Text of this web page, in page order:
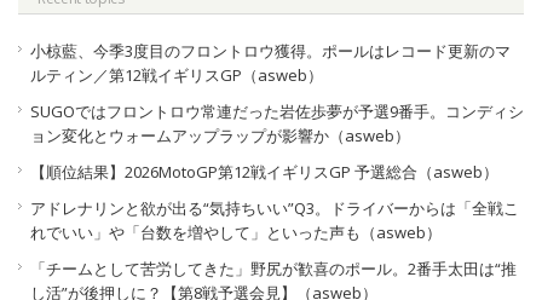
小椋藍、今季3度目のフロントロウ獲得。ポールはレコード更新のマ
ルティン／第12戦イギリスGP（asweb）
SUGOではフロントロウ常連だった岩佐歩夢が予選9番手。コンディシ
ョン変化とウォームアップラップが影響か（asweb）
【順位結果】2026MotoGP第12戦イギリスGP 予選総合（asweb）
アドレナリンと欲が出る“気持ちいい”Q3。ドライバーからは「全戦こ
れでいい」や「台数を増やして」といった声も（asweb）
「チームとして苦労してきた」野尻が歓喜のポール。2番手太田は“推
し活”が後押しに？【第8戦予選会見】（asweb）